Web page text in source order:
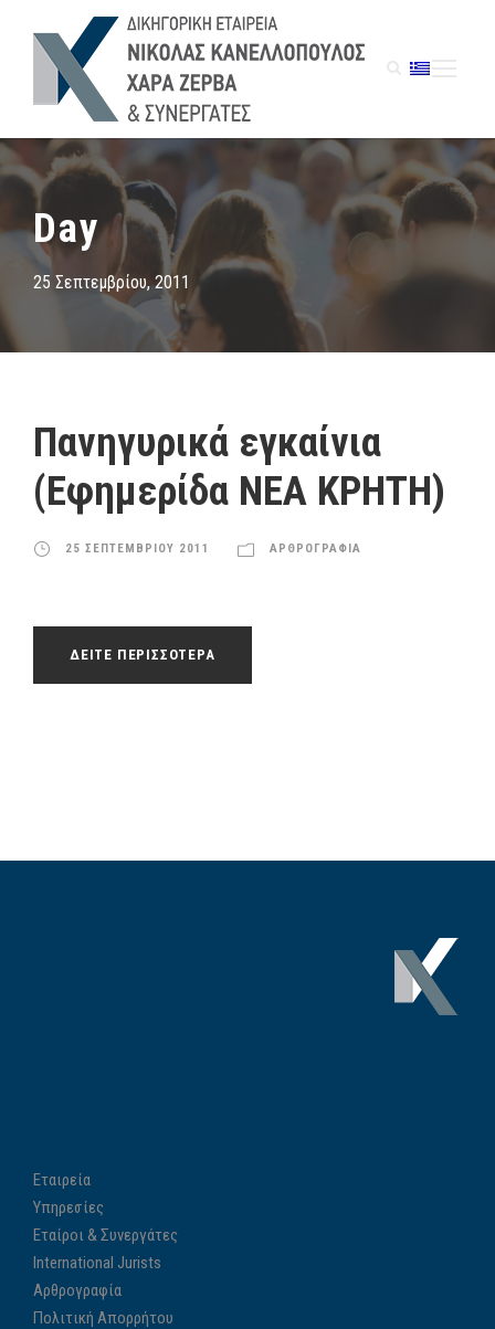
Day
25 Σεπτεμβρίου, 2011
Πανηγυρικά εγκαίνια
(Εφημερίδα ΝΕΑ ΚΡΗΤΗ)
25 ΣΕΠΤΕΜΒΡΙΟΥ 2011 ΑΡΘΡΟΓΡΑΦΙΑ
ΔΕΙΤΕ ΠΕΡΙΣΣΟΤΕΡΑ
Εταιρεία
Υπηρεσίες
Εταίροι & Συνεργάτες
International Jurists
Αρθρογραφία
Πολιτική Απορρήτου